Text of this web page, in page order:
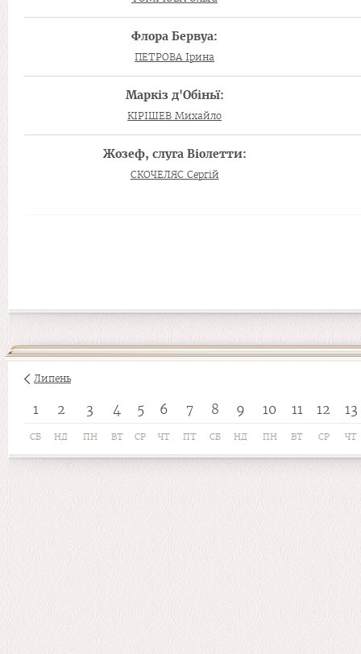
Флора Бервуа:
ПЕТРОВА Ірина
Маркіз д'Обіньї:
КІРІШЕВ Михайло
Жозеф, слуга Віолетти:
СКОЧЕЛЯС Сергій
Липень
1 2 3 4 5 6 7 8 9 10 11 12 13
СБ НД ПН ВТ СР ЧТ ПТ СБ НД ПН ВТ СР ЧТ